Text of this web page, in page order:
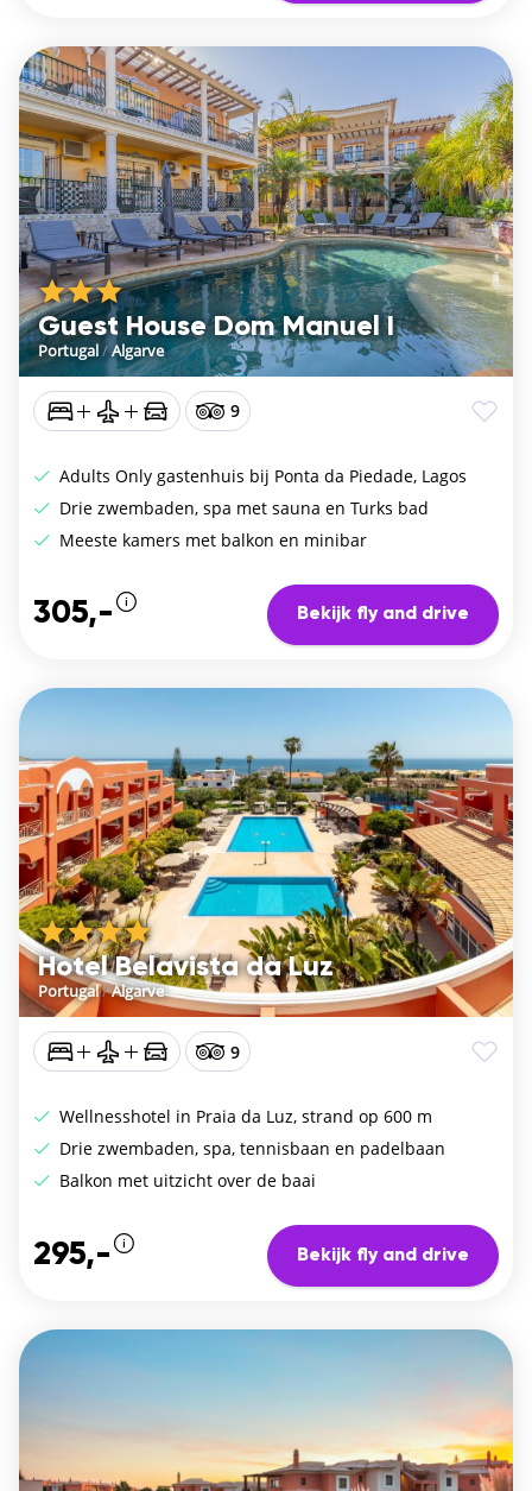
Guest House Dom Manuel I
Portugal/Algarve
9
Adults Only gastenhuis bij Ponta da Piedade, Lagos
Drie zwembaden, spa met sauna en Turks bad
Meeste kamers met balkon en minibar
305,- Bekijk fly and drive
Hotel Belavista da Luz
Portugal/Algarve
9
Wellnesshotel in Praia da Luz, strand op 600 m
Drie zwembaden, spa, tennisbaan en padelbaan
Balkon met uitzicht over de baai
295,- Bekijk fly and drive